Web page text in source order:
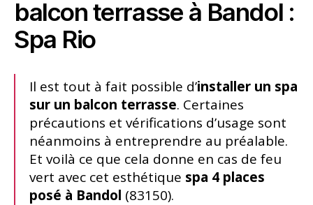
balcon terrasse à Bandol :
Spa Rio
Il est tout à fait possible d’installer un spa
sur un balcon terrasse. Certaines
précautions et vérifications d’usage sont
néanmoins à entreprendre au préalable.
Et voilà ce que cela donne en cas de feu
vert avec cet esthétique spa 4 places
posé à Bandol (83150).